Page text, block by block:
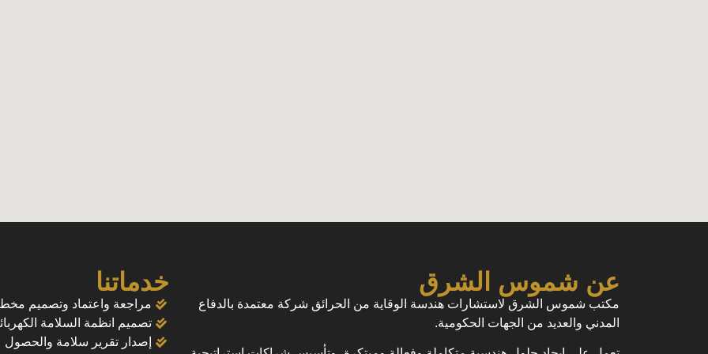
عن شموس الشرق
مكتب شموس الشرق لاستشارات هندسة الوقاية من الحرائق شركة معتمدة بالدفاع
المدني والعديد من الجهات الحكومية.
خدماتنا
مراجعة واعتماد وتصميم
تصميم انظمة السلامة
إصدار تقرير سلامة والحصول